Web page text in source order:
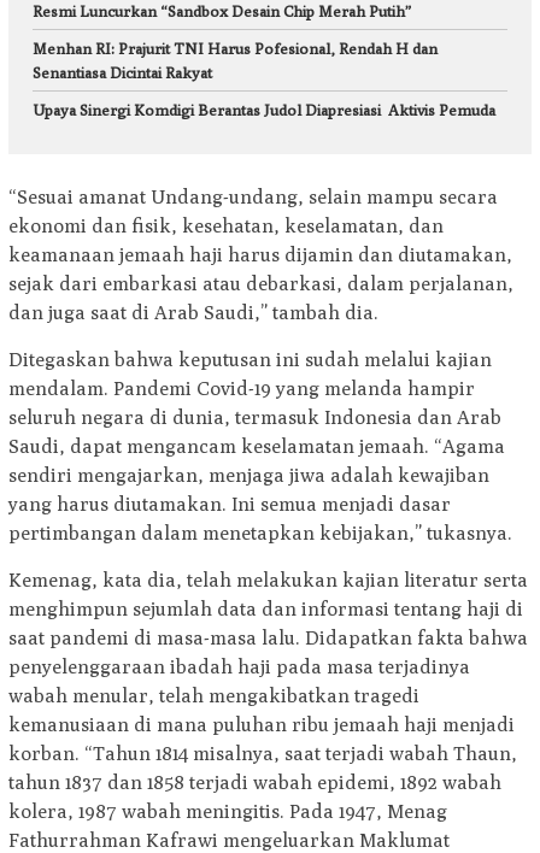
Resmi Luncurkan “Sandbox Desain Chip Merah Putih”
Menhan RI: Prajurit TNI Harus Pofesional, Rendah H dan
Senantiasa Dicintai Rakyat
Upaya Sinergi Komdigi Berantas Judol Diapresiasi Aktivis Pemuda
“Sesuai amanat Undang-undang, selain mampu secara
ekonomi dan fisik, kesehatan, keselamatan, dan
keamanaan jemaah haji harus dijamin dan diutamakan,
sejak dari embarkasi atau debarkasi, dalam perjalanan,
dan juga saat di Arab Saudi,” tambah dia.
Ditegaskan bahwa keputusan ini sudah melalui kajian
mendalam. Pandemi Covid-19 yang melanda hampir
seluruh negara di dunia, termasuk Indonesia dan Arab
Saudi, dapat mengancam keselamatan jemaah. “Agama
sendiri mengajarkan, menjaga jiwa adalah kewajiban
yang harus diutamakan. Ini semua menjadi dasar
pertimbangan dalam menetapkan kebijakan,” tukasnya.
Kemenag, kata dia, telah melakukan kajian literatur serta
menghimpun sejumlah data dan informasi tentang haji di
saat pandemi di masa-masa lalu. Didapatkan fakta bahwa
penyelenggaraan ibadah haji pada masa terjadinya
wabah menular, telah mengakibatkan tragedi
kemanusiaan di mana puluhan ribu jemaah haji menjadi
korban. “Tahun 1814 misalnya, saat terjadi wabah Thaun,
tahun 1837 dan 1858 terjadi wabah epidemi, 1892 wabah
kolera, 1987 wabah meningitis. Pada 1947, Menag
Fathurrahman Kafrawi mengeluarkan Maklumat